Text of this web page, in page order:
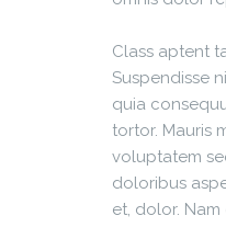
Class aptent
Suspendisse
quia
tortor. Mauris
voluptatem
doloribus
et, dolor.